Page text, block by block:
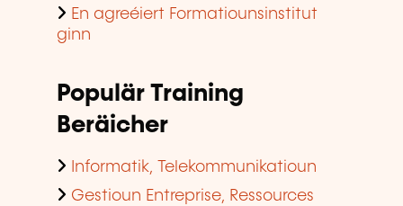
En agreéiert Formatiounsinstitut
ginn
Populär Training
Beräicher
Informatik, Telekommunikatioun
Gestioun Entreprise, Ressources